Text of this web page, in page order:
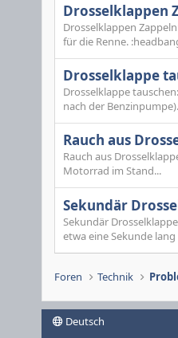
Drosselklappen
Drosselklappen
für die Renne.
Drosselklappe
Drosselklappe
nach der
Rauch aus
Rauch aus
Motorrad im Stand...
Sekundär
Sekundär
etwa eine Sekunde
Foren Technik
Deutsch